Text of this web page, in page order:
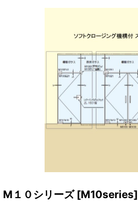
M１０シリーズ [M10series]